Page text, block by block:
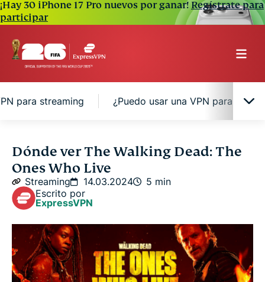
¡Hay 30 iPhone 17 Pro nuevos por ganar!Regístrate para
participar
para streaming ¿Puedo usar una VPN para ver
Dónde ver The Walking Dead: The Ones Who
Live online
Dónde ver The Walking Dead: The Ones Who Live
online gratis
Dónde ver ‘The Walking Dead: The Ones Who Live’
online
Dónde ver The Walking Dead: The
Ones Who Live
Streaming 14.03.2024
5 min
Escrito por
ExpressVPN